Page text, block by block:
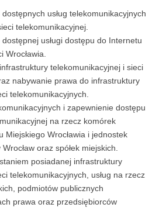
usług telekomunikacyjnych
telekomunikacyjnej.
usługi dostępu do Internetu
telekomunikacyjnej i sieci
nabywanie prawa do infrastruktury
telekomunikacyjnych.
i zapewnienie dostępu
na rzecz komórek
Miejskiego Wrocławia i jednostek
oraz spółek miejskich.
posiadanej infrastruktury
telekomunikacyjnych, usług na rzecz
podmiotów publicznych
prawa oraz przedsiębiorców